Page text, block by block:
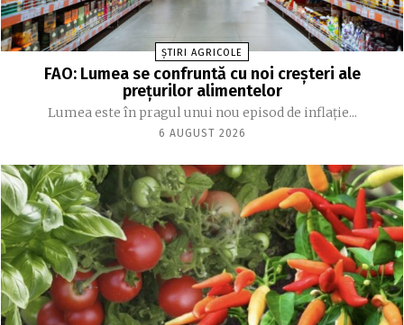
ȘTIRI AGRICOLE
FAO: Lumea se confruntă cu noi creşteri ale
preţurilor alimentelor
Lumea este în pragul unui nou episod de inflaţie...
6 AUGUST 2026